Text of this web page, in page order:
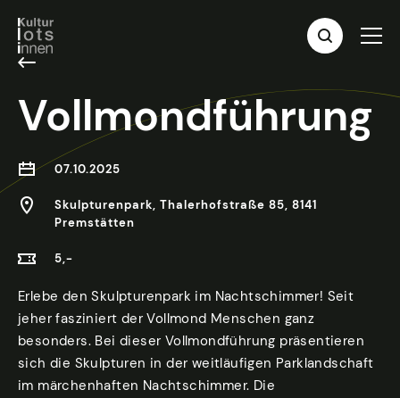
Vollmondführung
07.10.2025
Skulpturenpark, Thalerhofstraße 85, 8141
Premstätten
5,-
Erlebe den Skulpturenpark im Nachtschimmer! Seit
jeher fasziniert der Vollmond Menschen ganz
besonders. Bei dieser Vollmondführung präsentieren
sich die Skulpturen in der weitläufigen Parklandschaft
im märchenhaften Nachtschimmer. Die